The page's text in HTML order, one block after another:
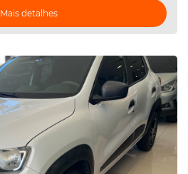
Mais detalhes